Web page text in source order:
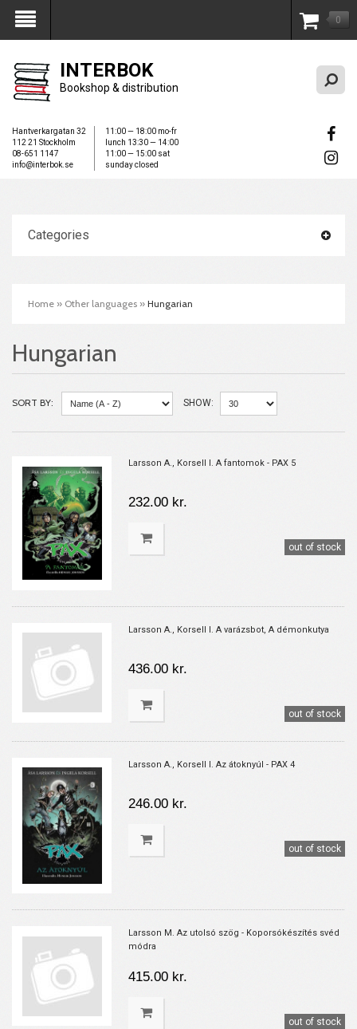
My Account 0
INTERBOK
Bookshop & distribution
Hantverkargatan 32
112 21 Stockholm
08-651 1147
info@interbok.se
11:00 — 18:00 mo-fr
lunch 13:30 — 14:00
11:00 — 15:00 sat
sunday closed
Categories
Home » Other languages » Hungarian
Hungarian
SORT BY: SHOW:
Larsson A., Korsell I. A fantomok - PAX 5
232.00 kr.
out of stock
Larsson A., Korsell I. A varázsbot, A démonkutya
436.00 kr.
out of stock
Larsson A., Korsell I. Az átoknyúl - PAX 4
246.00 kr.
out of stock
Larsson M. Az utolsó szög - Koporsókészítés svéd
módra
415.00 kr.
out of stock